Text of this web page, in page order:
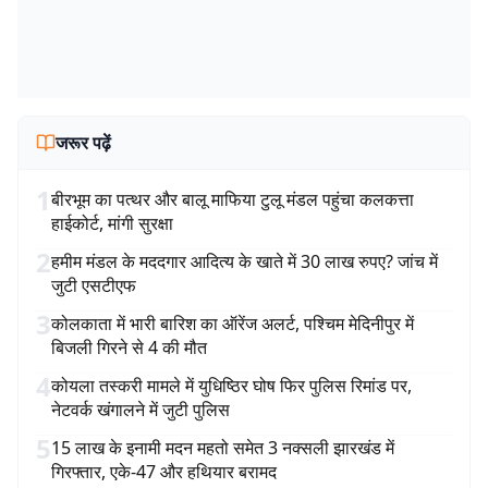
जरूर पढ़ें
1बीरभूम का पत्थर और बालू माफिया टुलू मंडल पहुंचा कलकत्ता
हाईकोर्ट, मांगी सुरक्षा
2हमीम मंडल के मददगार आदित्य के खाते में 30 लाख रुपए? जांच में
जुटी एसटीएफ
3कोलकाता में भारी बारिश का ऑरेंज अलर्ट, पश्चिम मेदिनीपुर में
बिजली गिरने से 4 की मौत
4कोयला तस्करी मामले में युधिष्ठिर घोष फिर पुलिस रिमांड पर,
नेटवर्क खंगालने में जुटी पुलिस
515 लाख के इनामी मदन महतो समेत 3 नक्सली झारखंड में
गिरफ्तार, एके-47 और हथियार बरामद